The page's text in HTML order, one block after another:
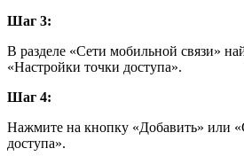
Шаг 3:
В разделе «Сети мобильной связи»
«Настройки точки доступа».
Шаг 4:
Нажмите на кнопку «Добавить» или
доступа».